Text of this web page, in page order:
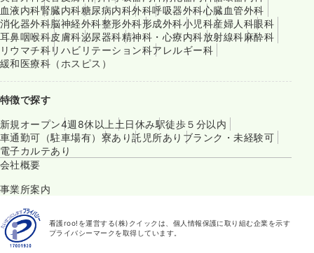
血液内科腎臓内科糖尿病内科外科呼吸器外科心臓血管外科
消化器外科脳神経外科整形外科形成外科小児科産婦人科眼科
耳鼻咽喉科皮膚科泌尿器科精神科・心療内科放射線科麻酔科
リウマチ科リハビリテーション科アレルギー科
緩和医療科（ホスピス）
特徴で探す
新規オープン4週8休以上 土日休み駅徒歩５分以内
車通勤可（駐車場有） 寮あり託児所あり ブランク・未経験可
電子カルテあり
会社概要
事業所案内
看護roo!を運営する(株)クイックは、個人情報保護に取り組む企業を示す
プライバシーマークを取得しています。